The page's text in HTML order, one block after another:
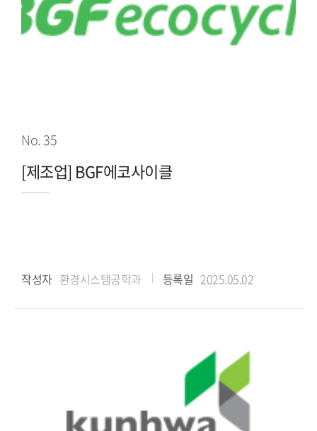
No. 35
[제조업] BGF에코사이클
작성자 환경시스템공학과 등록일 2025.05.02